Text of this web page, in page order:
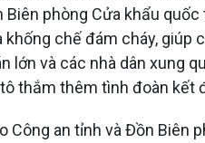
phòng Cửa khẩu
chế đám cháy, giúp
lớn và các nhà dân xung
thắm thêm tình đoàn kết